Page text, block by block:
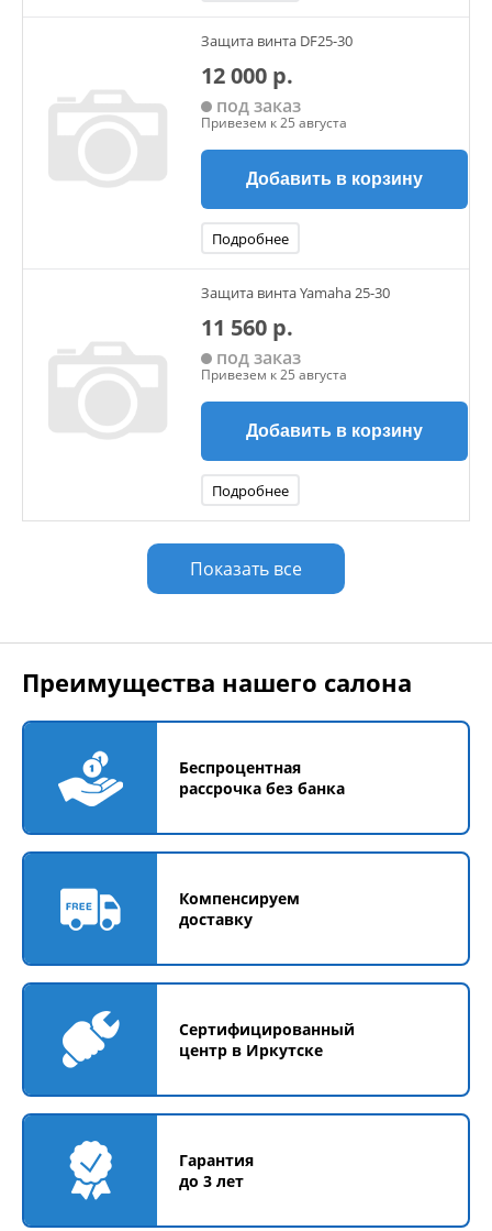
Защита винта DF25-30
12 000 р.
под заказ
Привезем к 25 августа
Добавить в корзину
Подробнее
Защита винта Yamaha 25-30
11 560 р.
под заказ
Привезем к 25 августа
Добавить в корзину
Подробнее
Показать все
Преимущества нашего салона
Беспроцентная
рассрочка без банка
Компенсируем
доставку
Сертифицированный
центр в Иркутске
Гарантия
до 3 лет